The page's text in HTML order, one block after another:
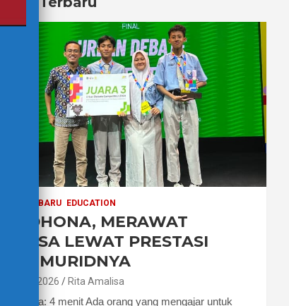
TERBARU EDUCATION
DHONA, MERAWAT
LEWAT PRESTASI
MURIDNYA
Agustus 2026 Rita Amalisa
baca: 4 menit Ada orang yang mengajar untuk